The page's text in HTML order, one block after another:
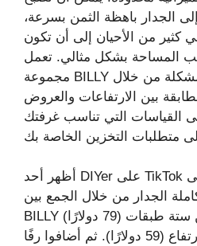
الجدار باهظة الثمن بسرعة،
كثير من الأحيان إلى أن تكون
المساحة بشكل مثالي. تعمل
مجموعة BILLY على التخلص من هذه المشكلة من خلال
بين الارتفاعات والعروض
القياسات التي تناسب غرفتك
أظهر أحد DIYer على TikTok أنهم كانوا قادرين على
الجدار من خلال الجمع بين
BILLY القياسي المكون من ستة طبقات (79 دولارًا)
ونموذج نحيف بنفس الارتفاع (59 دولارًا). ثم أضافوا رفًا